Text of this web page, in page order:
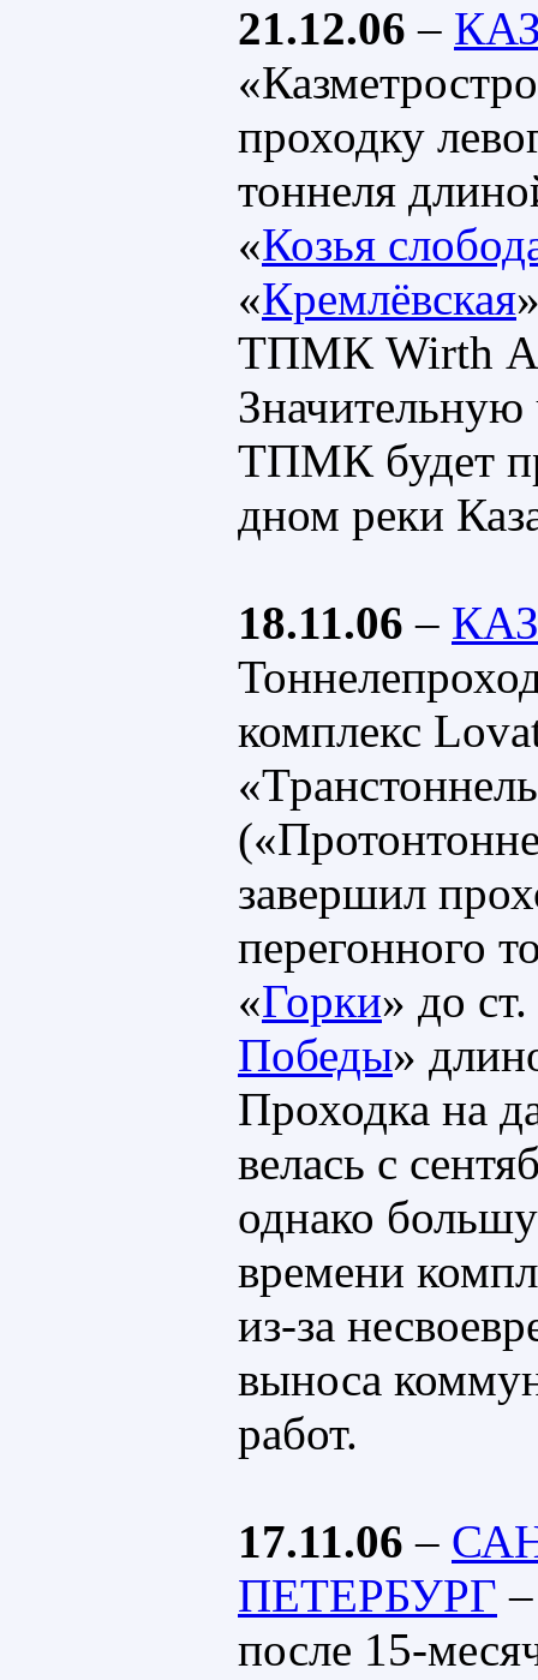
21.12.06 –
проходку
тоннеля
«Козья
«Кремлёвская
ТПМК Wirth
Значительную
ТПМК будет
дном реки
18.11.06 –
комплекс
завершил
перегонного
«Горки» до
Победы»
Проходка на
велась с
однако
времени
из-за
выноса
работ.
17.11.06 –
ПЕТЕРБУРГ
после 15-